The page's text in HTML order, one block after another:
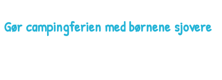
Gør campingferien med børnene sjovere